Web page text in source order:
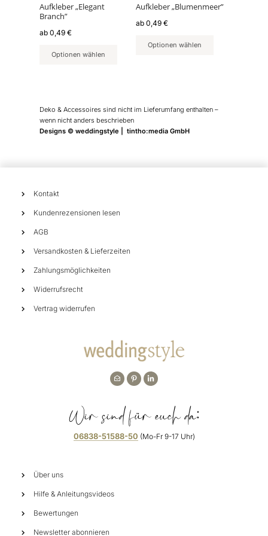
Aufkleber „Elegant
Branch”
ab 0,49 €
Optionen wählen
können
auf
der
gewählt
Aufkleber „Blumenmeer”
ab0,49€
Optionen wählen
können
auf
Produktseite
Deko & Accessoires sind nicht im Lieferumfang enthalten –
wenn nicht anders beschrieben
Designs © weddingstyle | tintho:media GmbH
Kontakt
Kundenrezensionen lesen
AGB
Versandkosten & Lieferzeiten
Zahlungsmöglichkeiten
Widerrufsrecht
Vertrag widerrufen
Wir sind für euch da:
06838-51588-50 (Mo-Fr 9-17 Uhr)
Über uns
Hilfe & Anleitungsvideos
Bewertungen
Newsletter abonnieren